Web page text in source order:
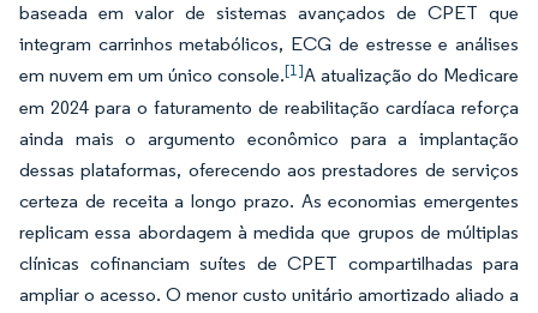
baseada em valor de sistemas avançados de CPET que
integram carrinhos metabólicos, ECG de estresse e análises
em nuvem em um único console.[1]A atualização do Medicare
em 2024 para o faturamento de reabilitação cardíaca reforça
ainda mais o argumento econômico para a implantação
dessas plataformas, oferecendo aos prestadores de serviços
certeza de receita a longo prazo. As economias emergentes
replicam essa abordagem à medida que grupos de múltiplas
clínicas cofinanciam suítes de CPET compartilhadas para
ampliar o acesso. O menor custo unitário amortizado aliado a